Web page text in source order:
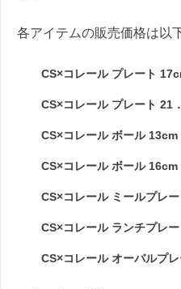
各アイテムの販売価格は以
CS×コレール プレート
CS×コレール プレート 21
CS×コレール ボール 13cm
CS×コレール ボール 16cm
CS×コレール ミールプレ
CS×コレール ランチプレ
CS×コレール オーバルプ